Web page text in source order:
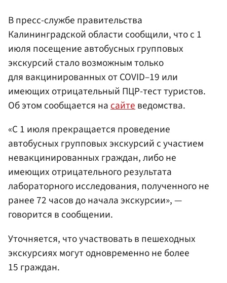
В пресс-службе правительства
Калининградской области сообщили, что с 1
июля посещение автобусных групповых
экскурсий стало возможным только
для вакцинированных от COVID–19 или
имеющих отрицательный ПЦР-тест туристов.
Об этом сообщается насайтеведомства.
«С 1 июля прекращается проведение
автобусных групповых экскурсий с участием
невакцинированных граждан, либо не
имеющих отрицательного результата
лабораторного исследования, полученного не
ранее 72 часов до начала экскурсии», —
говорится в сообщении.
Уточняется, что участвовать в пешеходных
экскурсиях могут одновременно не более
15 граждан.